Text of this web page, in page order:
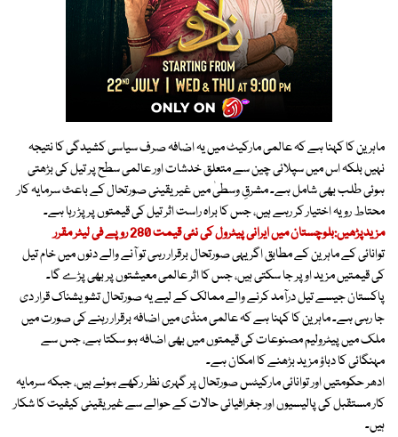
ماہرین کا کہنا ہے کہ عالمی مارکیٹ میں یہ اضافہ صرف سیاسی کشیدگی کا نتیجہ
نہیں بلکہ اس میں سپلائی چین سے متعلق خدشات اور عالمی سطح پر تیل کی بڑھتی
ہوئی طلب بھی شامل ہے۔ مشرقِ وسطیٰ میں غیر یقینی صورتحال کے باعث سرمایہ کار
محتاط رویہ اختیار کر رہے ہیں، جس کا براہ راست اثر تیل کی قیمتوں پر پڑ رہا ہے۔
مزیدپڑھیں:بلوچستان میں ایرانی پیٹرول کی نئی قیمت 280 روپے فی لیٹر مقرر
توانائی کے ماہرین کے مطابق اگر یہی صورتحال برقرار رہی تو آنے والے دنوں میں خام تیل
کی قیمتیں مزید اوپر جا سکتی ہیں، جس کا اثر عالمی معیشتوں پر بھی پڑے گا۔
پاکستان جیسے تیل درآمد کرنے والے ممالک کے لیے یہ صورتحال تشویشناک قرار دی
جا رہی ہے۔ ماہرین کا کہنا ہے کہ عالمی منڈی میں اضافہ برقرار رہنے کی صورت میں
ملک میں پیٹرولیم مصنوعات کی قیمتوں میں بھی اضافہ ہو سکتا ہے، جس سے
مہنگائی کا دباؤ مزید بڑھنے کا امکان ہے۔
ادھر حکومتیں اور توانائی مارکیٹس صورتحال پر گہری نظر رکھے ہوئے ہیں، جبکہ سرمایہ
کار مستقبل کی پالیسیوں اور جغرافیائی حالات کے حوالے سے غیر یقینی کیفیت کا شکار
ہیں۔